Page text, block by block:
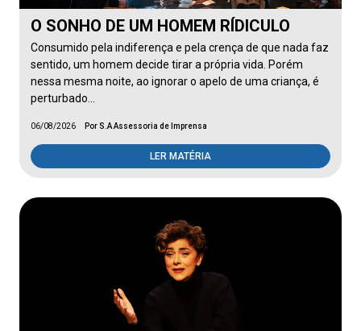
O SONHO DE UM HOMEM RÍDICULO
Consumido pela indiferença e pela crença de que nada faz
sentido, um homem decide tirar a própria vida. Porém
nessa mesma noite, ao ignorar o apelo de uma criança, é
perturbado…
06/08/2026 Por S.A Assessoria de Imprensa
LER MATÉRIA